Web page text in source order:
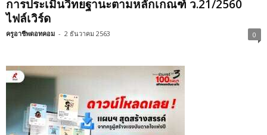
การประเมินวิทยฐานะตามหลักเกณฑ์ ว.21/2560
ไฟล์เวิร์ด
ครูอาชีพดอทคอม - 2 ธันวาคม 2563 0